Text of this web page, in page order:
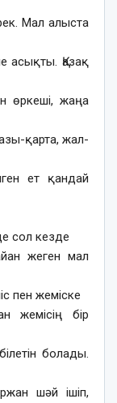
Мал алыста
асықты. Қазақ
өркеші, жаңа
қарта, жал-
ет қандай
сол кезде
жеген мал
пен жеміске
жемісің бір
болады.
шәй ішіп,